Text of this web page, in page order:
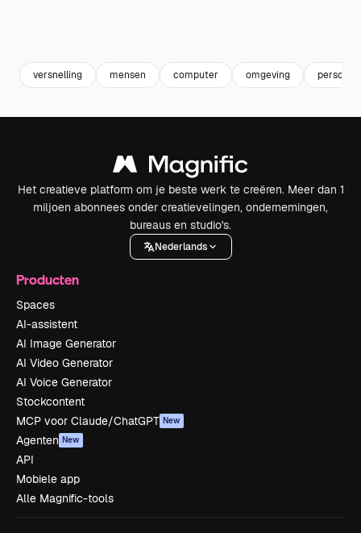
versnelling mensen computer omgeving persoon
Het creatieve platform om je beste werk te creëren. Meer dan 1
miljoen abonnees onder creatievelingen, ondernemingen,
bureaus en studio's.
Nederlands
Producten
Spaces
AI-assistent
AI Image Generator
AI Video Generator
AI Voice Generator
Stockcontent
MCP voor Claude/ChatGPT New
Agenten New
API
Mobiele app
Alle Magnific-tools